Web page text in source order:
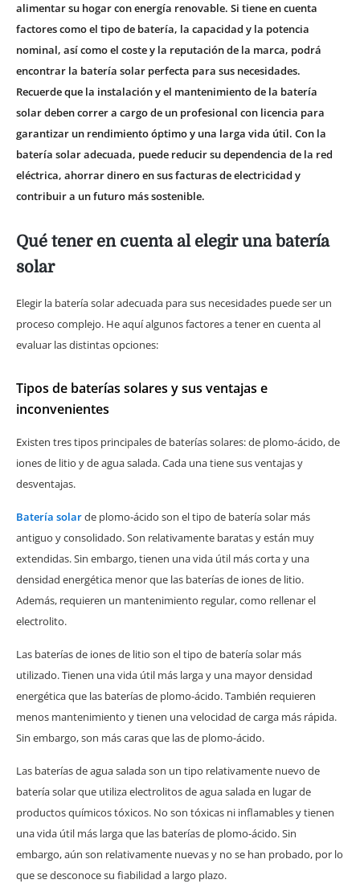
alimentar su hogar con energía renovable. Si tiene en cuenta
factores como el tipo de batería, la capacidad y la potencia
nominal, así como el coste y la reputación de la marca, podrá
encontrar la batería solar perfecta para sus necesidades.
Recuerde que la instalación y el mantenimiento de la batería
solar deben correr a cargo de un profesional con licencia para
garantizar un rendimiento óptimo y una larga vida útil. Con la
batería solar adecuada, puede reducir su dependencia de la red
eléctrica, ahorrar dinero en sus facturas de electricidad y
contribuir a un futuro más sostenible.
Qué tener en cuenta al elegir una batería
solar
Elegir la batería solar adecuada para sus necesidades puede ser un
proceso complejo. He aquí algunos factores a tener en cuenta al
evaluar las distintas opciones:
Tipos de baterías solares y sus ventajas e
inconvenientes
Existen tres tipos principales de baterías solares: de plomo-ácido, de
iones de litio y de agua salada. Cada una tiene sus ventajas y
desventajas.
Batería solarde plomo-ácido son el tipo de batería solar más
antiguo y consolidado. Son relativamente baratas y están muy
extendidas. Sin embargo, tienen una vida útil más corta y una
densidad energética menor que las baterías de iones de litio.
Además, requieren un mantenimiento regular, como rellenar el
electrolito.
Las baterías de iones de litio son el tipo de batería solar más
utilizado. Tienen una vida útil más larga y una mayor densidad
energética que las baterías de plomo-ácido. También requieren
menos mantenimiento y tienen una velocidad de carga más rápida.
Sin embargo, son más caras que las de plomo-ácido.
Las baterías de agua salada son un tipo relativamente nuevo de
batería solar que utiliza electrolitos de agua salada en lugar de
productos químicos tóxicos. No son tóxicas ni inflamables y tienen
una vida útil más larga que las baterías de plomo-ácido. Sin
embargo, aún son relativamente nuevas y no se han probado, por lo
que se desconoce su fiabilidad a largo plazo.